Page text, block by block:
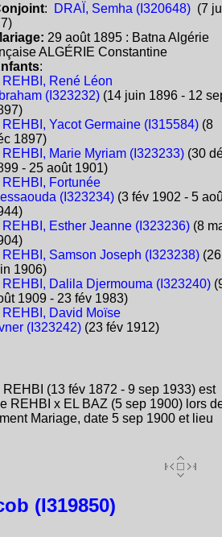
: DRAÏ, Semha (I320648)(7
29 août 1895 : Batna Algérie
ALGÉRIE Constantine
:
REHBI, René Léon
(I323232)(14 juin 1896 - 12
REHBI, Yacot Germaine (I315584)(8
1897)
REHBI, Marie Myriam (I323233)(30
- 25 août 1901)
REHBI, Fortunée
(I323234)(3 fév 1902 - 5
REHBI, Esther Jeanne (I323236)(8
REHBI, Samson Joseph (I323238)(26
1906)
REHBI, Dalila Djermouma (I323240)
1909 - 23 fév 1983)
REHBI, David Moïse
(I323242)(23 fév 1912)
(13 fév 1872 - 9 sep 1933) est
REHBI x EL BAZ (5 sep 1900) lors
Mariage, date 5 sep 1900 et lieu
(I319850)